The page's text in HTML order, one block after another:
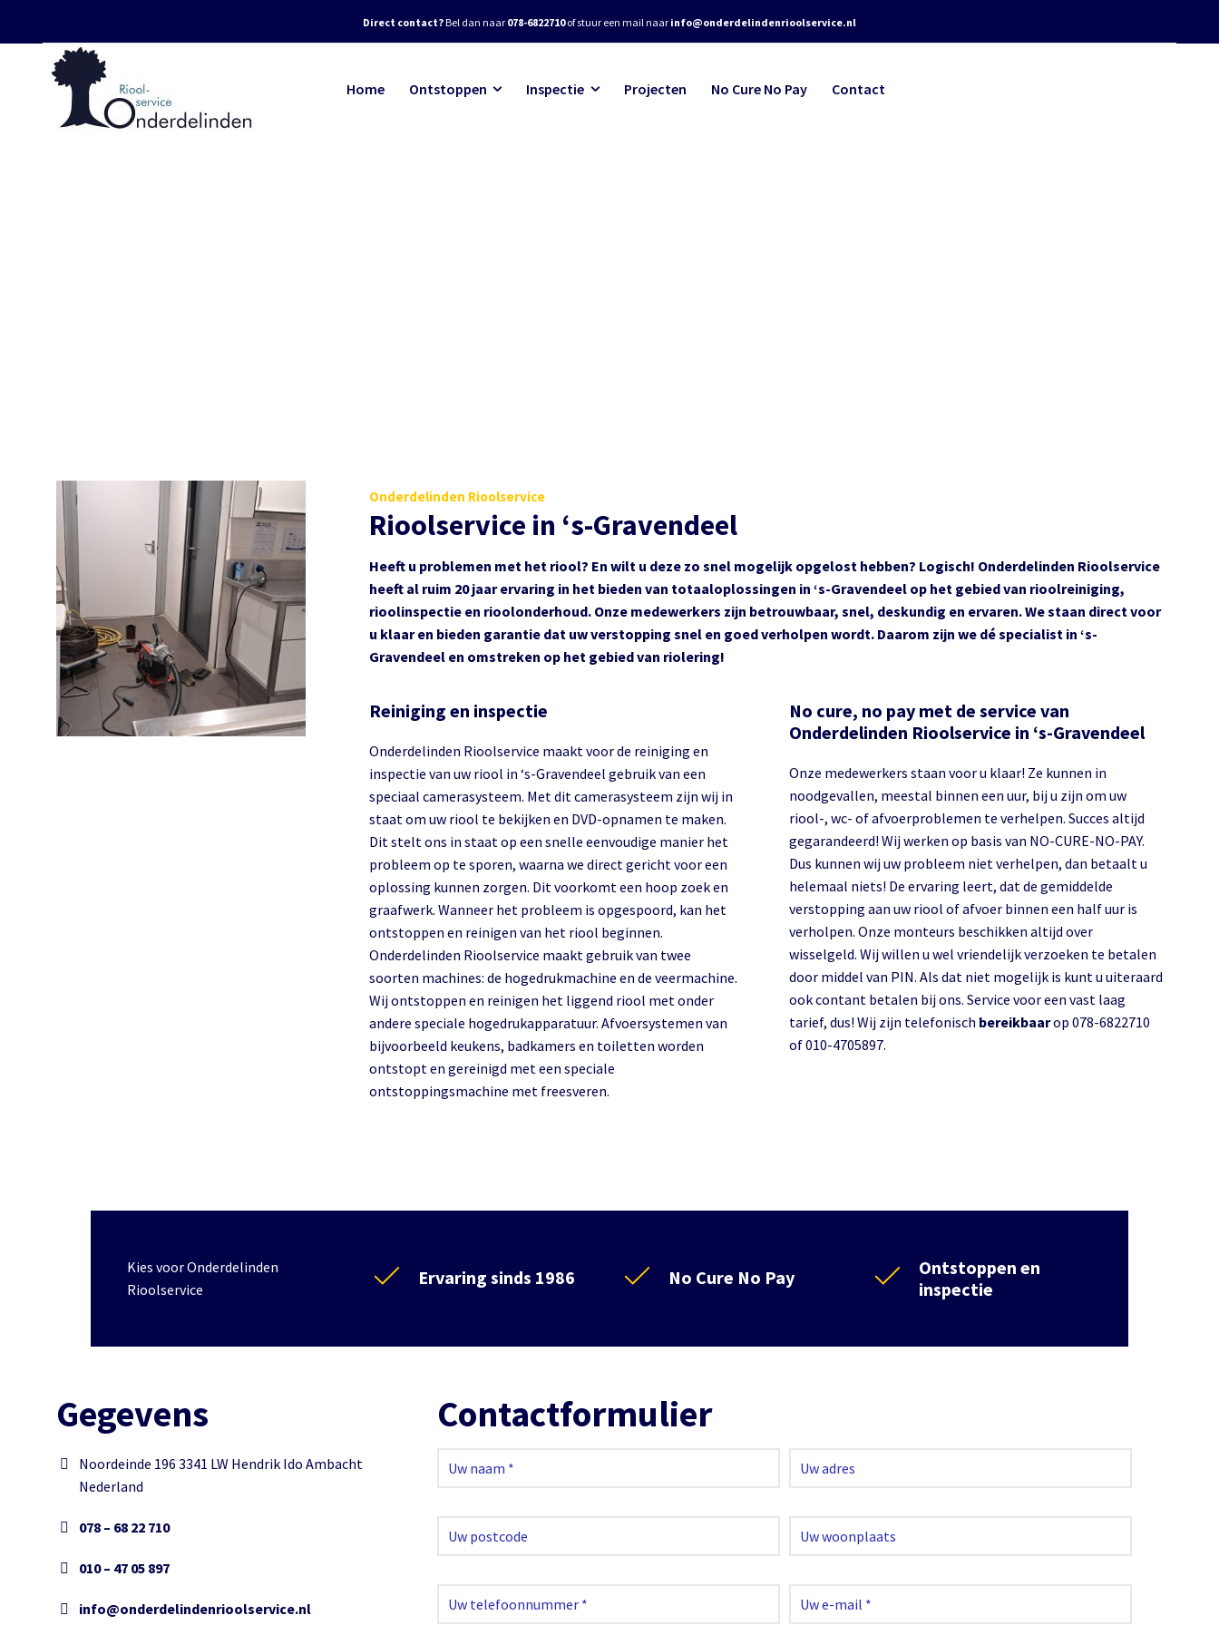
Direct contact?Bel dan naar 078-6822710of stuur een mail naar info@onderdelindenrioolservice.nl
Home Ontstoppen Inspectie Projecten No Cure No Pay Contact
Onderdelinden Rioolservice
Rioolservice in ‘s-Gravendeel
Heeft u problemen met het riool? En wilt u deze zo snel mogelijk opgelost hebben? Logisch! Onderdelinden Rioolservice
heeft al ruim 20 jaar ervaring in het bieden van totaaloplossingen in ‘s-Gravendeel op het gebied van rioolreiniging,
rioolinspectie en rioolonderhoud. Onze medewerkers zijn betrouwbaar, snel, deskundig en ervaren. We staan direct voor
u klaar en bieden garantie dat uw verstopping snel en goed verholpen wordt. Daarom zijn we dé specialist in ‘s-
Gravendeel en omstreken op het gebied van riolering!
Reiniging en inspectie
Onderdelinden Rioolservice maakt voor de reiniging en
inspectie van uw riool in ‘s-Gravendeel gebruik van een
speciaal camerasysteem. Met dit camerasysteem zijn wij in
staat om uw riool te bekijken en DVD-opnamen te maken.
Dit stelt ons in staat op een snelle eenvoudige manier het
probleem op te sporen, waarna we direct gericht voor een
oplossing kunnen zorgen. Dit voorkomt een hoop zoek en
graafwerk. Wanneer het probleem is opgespoord, kan het
ontstoppen en reinigen van het riool beginnen.
Onderdelinden Rioolservice maakt gebruik van twee
soorten machines: de hogedrukmachine en de veermachine.
Wij ontstoppen en reinigen het liggend riool met onder
andere speciale hogedrukapparatuur. Afvoersystemen van
bijvoorbeeld keukens, badkamers en toiletten worden
ontstopt en gereinigd met een speciale
ontstoppingsmachine met freesveren.
No cure, no pay met de service van
Onderdelinden Rioolservice in ‘s-Gravendeel
Onze medewerkers staan voor u klaar! Ze kunnen in
noodgevallen, meestal binnen een uur, bij u zijn om uw
riool-, wc- of afvoerproblemen te verhelpen. Succes altijd
gegarandeerd! Wij werken op basis van NO-CURE-NO-PAY.
Dus kunnen wij uw probleem niet verhelpen, dan betaalt u
helemaal niets! De ervaring leert, dat de gemiddelde
verstopping aan uw riool of afvoer binnen een half uur is
verholpen. Onze monteurs beschikken altijd over
wisselgeld. Wij willen u wel vriendelijk verzoeken te betalen
door middel van PIN. Als dat niet mogelijk is kunt u uiteraard
ook contant betalen bij ons. Service voor een vast laag
tarief, dus! Wij zijn telefonisch bereikbaarop 078-6822710
of 010-4705897.
Kies voor Onderdelinden
Rioolservice
Ervaring sinds 1986 No Cure No Pay
Ontstoppen en
inspectie
Gegevens
Noordeinde 196 3341 LW Hendrik Ido Ambacht
Nederland
078 – 68 22 710
010 – 47 05 897
info@onderdelindenrioolservice.nl
Contactformulier